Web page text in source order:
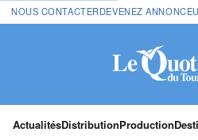
NOUS CONTACTERDEVENEZ
ActualitésDistributionProduction